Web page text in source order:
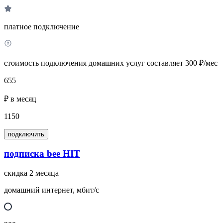
платное подключение
стоимость подключения домашних услуг составляет 300 ₽/мес
655
₽ в месяц
1150
подключить
подписка bee HIT
скидка 2 месяца
домашний интернет, мбит/с